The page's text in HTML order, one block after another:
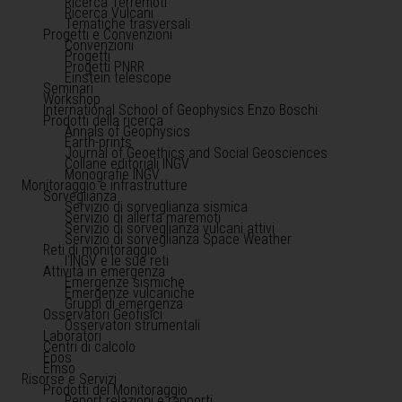
Ricerca Vulcani
Tematiche trasversali
Progetti e Convenzioni
Convenzioni
Progetti
Progetti PNRR
Einstein telescope
Seminari
Workshop
International School of Geophysics Enzo Boschi
Prodotti della ricerca
Annals of Geophysics
Earth-prints
Journal of Geoethics and Social Geosciences
Collane editoriali INGV
Monografie INGV
Monitoraggio e infrastrutture
Sorveglianza
Servizio di sorveglianza sismica
Servizio di allerta maremoti
Servizio di sorveglianza vulcani attivi
Servizio di sorveglianza Space Weather
Reti di monitoraggio
l'INGV e le sue reti
Attività in emergenza
Emergenze sismiche
Emergenze vulcaniche
Gruppi di emergenza
Osservatori Geofisici
Osservatori strumentali
Laboratori
Centri di calcolo
Epos
Emso
Risorse e Servizi
Prodotti del Monitoraggio